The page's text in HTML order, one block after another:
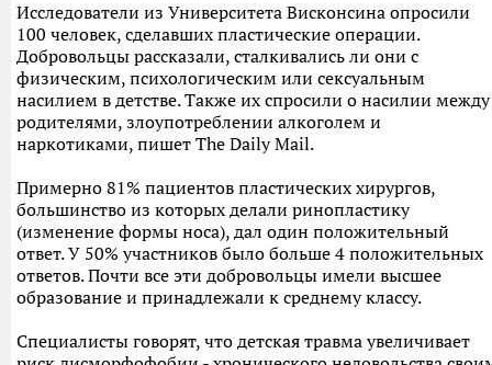
Исследователи из Университета Висконсина опросили
100 человек, сделавших пластические операции.
Добровольцы рассказали, сталкивались ли они с
физическим, психологическим или сексуальным
насилием в детстве. Также их спросили о насилии между
родителями, злоупотреблении алкоголем и
наркотиками, пишет The Daily Mail.
Примерно 81% пациентов пластических хирургов,
большинство из которых делали ринопластику
(изменение формы носа), дал один положительный
ответ. У 50% участников было больше 4 положительных
ответов. Почти все эти добровольцы имели высшее
образование и принадлежали к среднему классу.
Специалисты говорят, что детская травма увеличивает